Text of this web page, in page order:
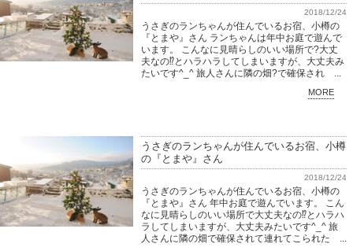
2018/12/24
うさぎのランちゃんが住んでいるお宿、小樽の
『とまや』さん ランちゃんは年中お庭で遊んで
います。 こんなに見晴らしのいい場所で?大丈
夫なの⁉️とハラハラしてしまいますが、大丈夫み
たいです^_^ 旅人さんに隣の畑?で確保され ...
MORE
うさぎのランちゃんが住んでいるお宿、小樽
の『とまや』さん
2018/12/24
うさぎのランちゃんが住んでいるお宿、小樽の
『とまや』さん 年中お庭で遊んでいます。 こん
なに見晴らしのいい場所で大丈夫なの⁉️とハラハ
ラしてしまいますが、大丈夫みたいです^_^ 旅
人さんに隣の畑で確保されて連れてこられた ...